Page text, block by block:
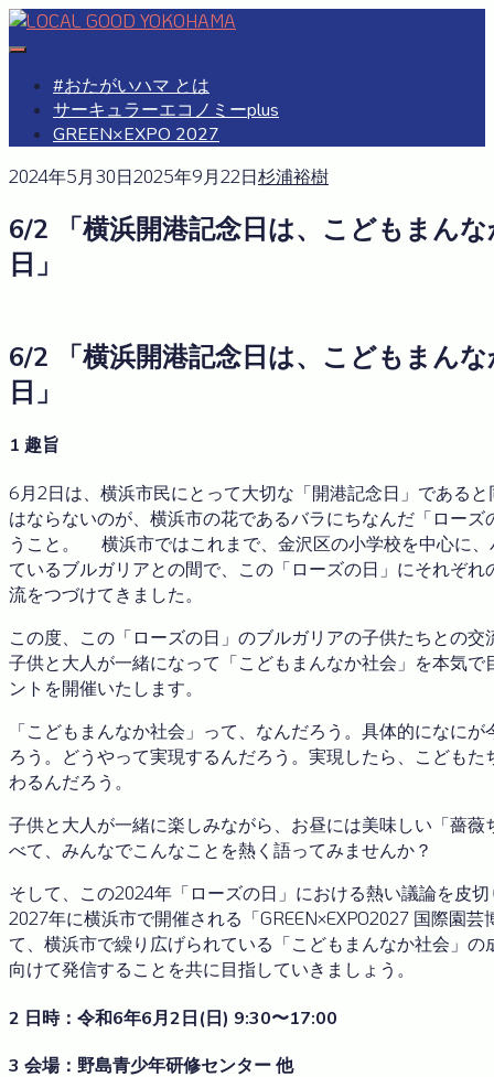
Skip
to
#おたがいハマ とは
サーキュラーエコノミーplus
GREEN×EXPO 2027
2024年5月30日2025年9月22日杉浦裕樹
6/2 「横浜開港記念日は、こどもまん
日」
6/2 「横浜開港記念日は、こどもまん
日」
1 趣旨
6月2日は、横浜市民にとって大切な「開港記念日」である
はならないのが、横浜市の花であるバラにちなんだ「ローズ
うこと。 横浜市ではこれまで、金沢区の小学校を中心に、
ているブルガリアとの間で、この「ローズの日」にそれぞれ
流をつづけてきました。
この度、この「ローズの日」のブルガリアの子供たちとの交
子供と大人が一緒になって「こどもまんなか社会」を本気で
ントを開催いたします。
「こどもまんなか社会」って、なんだろう。具体的になに
ろう。どうやって実現するんだろう。実現したら、こどもた
わるんだろう。
子供と大人が一緒に楽しみながら、お昼には美味しい「薔薇
べて、みんなでこんなことを熱く語ってみませんか？
そして、この2024年「ローズの日」における熱い議論を皮
2027年に横浜市で開催される「GREEN×EXPO2027 国際園芸
て、横浜市で繰り広げられている「こどもまんなか社会」の
向けて発信することを共に目指していきましょう。
2 日時：令和6年6月2日(日) 9:30〜17:00
3 会場：野島青少年研修センター 他